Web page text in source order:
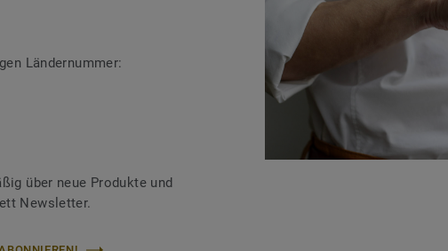
Ländernummer:
über neue Produkte und
Newsletter.